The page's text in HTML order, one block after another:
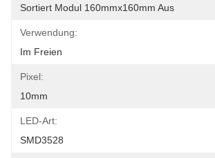
Sortiert Modul 160mmx160mm Aus
Verwendung:
Im Freien
Pixel:
10mm
LED-Art:
SMD3528